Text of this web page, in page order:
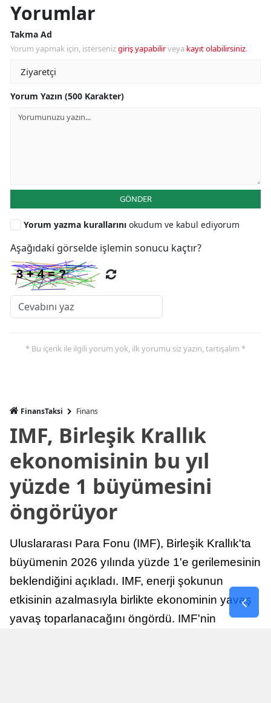
Yorumlar
Takma Ad
Yorum yapmak için, istersenizgiriş yapabilirveya kayıt olabilirsiniz.
Yorum Yazın (500 Karakter)
GÖNDER
Yorum yazma kurallarını okudum ve kabul ediyorum
Aşağıdaki görselde işlemin sonucu kaçtır?
* Bu içerik ile ilgili yorum yok, ilk yorumu siz yazın, tartışalım *
FinansTaksi Finans
IMF, Birleşik Krallık
ekonomisinin bu yıl
yüzde 1 büyümesini
öngörüyor
Uluslararası Para Fonu (IMF), Birleşik Krallık'ta
büyümenin 2026 yılında yüzde 1'e gerilemesinin
beklendiğini açıkladı. IMF, enerji şokunun
etkisinin azalmasıyla birlikte ekonominin yavaş
yavaş toparlanacağını öngördü. IMF'nin